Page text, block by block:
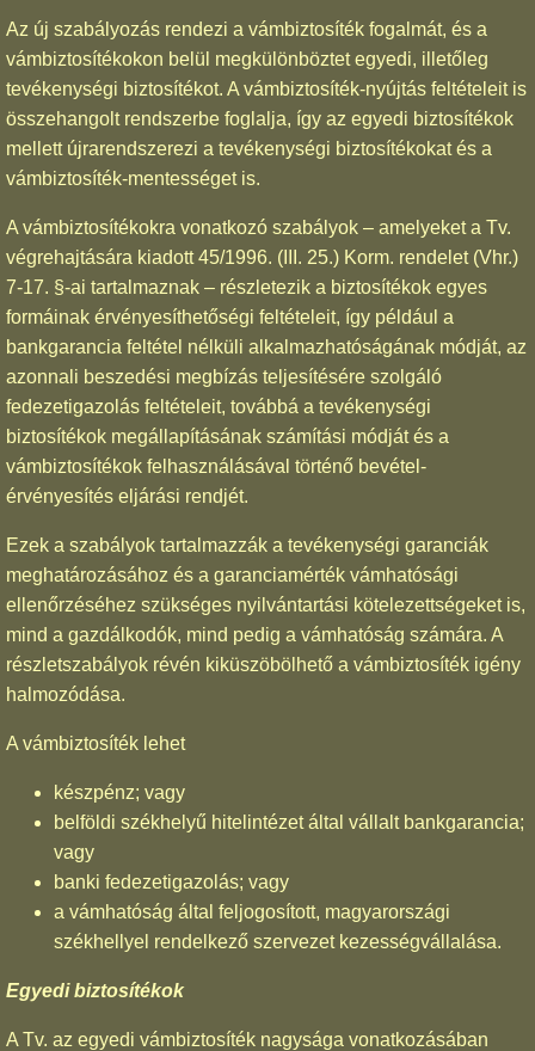
Az új szabályozás rendezi a vámbiztosíték fogalmát, és a
vámbiztosítékokon belül megkülönböztet egyedi, illetőleg
tevékenységi biztosítékot. A vámbiztosíték-nyújtás feltételeit is
összehangolt rendszerbe foglalja, így az egyedi biztosítékok
mellett újrarendszerezi a tevékenységi biztosítékokat és a
vámbiztosíték-mentességet is.
A vámbiztosítékokra vonatkozó szabályok – amelyeket a Tv.
végrehajtására kiadott 45/1996. (III. 25.) Korm. rendelet (Vhr.)
7-17. §-ai tartalmaznak – részletezik a biztosítékok egyes
formáinak érvényesíthetőségi feltételeit, így például a
bankgarancia feltétel nélküli alkalmazhatóságának módját, az
azonnali beszedési megbízás teljesítésére szolgáló
fedezetigazolás feltételeit, továbbá a tevékenységi
biztosítékok megállapításának számítási módját és a
vámbiztosítékok felhasználásával történő bevétel-
érvényesítés eljárási rendjét.
Ezek a szabályok tartalmazzák a tevékenységi garanciák
meghatározásához és a garanciamérték vámhatósági
ellenőrzéséhez szükséges nyilvántartási kötelezettségeket is,
mind a gazdálkodók, mind pedig a vámhatóság számára. A
részletszabályok révén kiküszöbölhető a vámbiztosíték igény
halmozódása.
A vámbiztosíték lehet
készpénz; vagy
belföldi székhelyű hitelintézet által vállalt bankgarancia;
vagy
banki fedezetigazolás; vagy
a vámhatóság által feljogosított, magyarországi
székhellyel rendelkező szervezet kezességvállalása.
Egyedi biztosítékok
A Tv. az egyedi vámbiztosíték nagysága vonatkozásában